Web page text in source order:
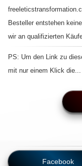
Besteller entstehen
wir an qualifizierten
PS: Um den Link zu
mit nur einem Klick die...
Facebook